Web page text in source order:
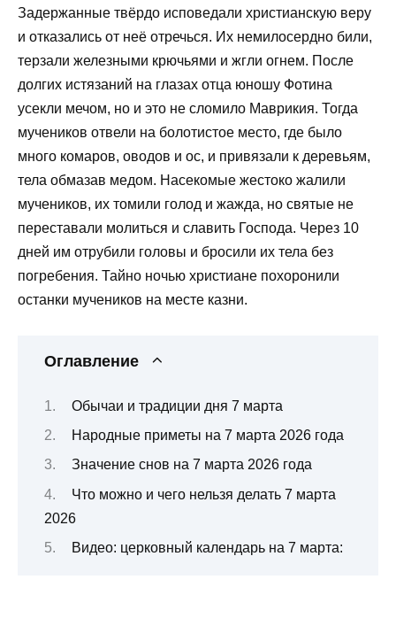
Задержанные твёрдо исповедали христианскую веру
и отказались от неё отречься. Их немилосердно били,
терзали железными крючьями и жгли огнем. После
долгих истязаний на глазах отца юношу Фотина
усекли мечом, но и это не сломило Маврикия. Тогда
мучеников отвели на болотистое место, где было
много комаров, оводов и ос, и привязали к деревьям,
тела обмазав медом. Насекомые жестоко жалили
мучеников, их томили голод и жажда, но святые не
переставали молиться и славить Господа. Через 10
дней им отрубили головы и бросили их тела без
погребения. Тайно ночью христиане похоронили
останки мучеников на месте казни.
Оглавление
Обычаи и традиции дня 7 марта
Народные приметы на 7 марта 2026 года
Значение снов на 7 марта 2026 года
Что можно и чего нельзя делать 7 марта
2026
Видео: церковный календарь на 7 марта: